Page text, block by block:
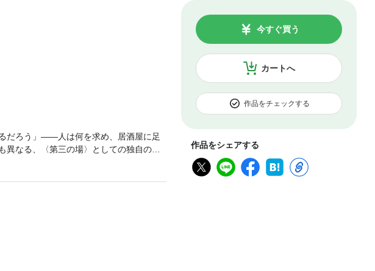
カートへ
今すぐ買う
作品をチェックする
作品をシェアする
だろう」――人は何を求め、居酒屋に足
なる、〈第三の場〉としての独自の魅
ら割烹まで具体的なお店（登場軒数12